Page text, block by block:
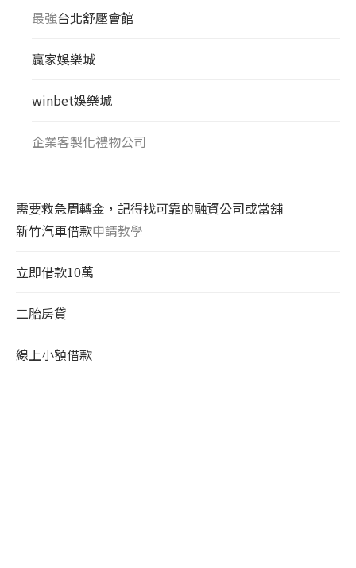
最強台北舒壓會館
贏家娛樂城
winbet娛樂城
企業客製化禮物公司
需要救急周轉金，記得找可靠的融資公司或當舖
新竹汽車借款申請教學
立即借款10萬
二胎房貸
線上小額借款